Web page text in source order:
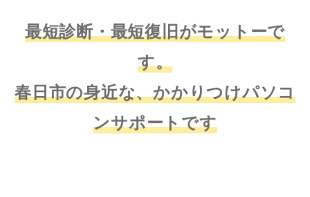
最短診断・最短復旧がモットーで
す。
春日市の身近な、かかりつけパソコ
ンサポートです